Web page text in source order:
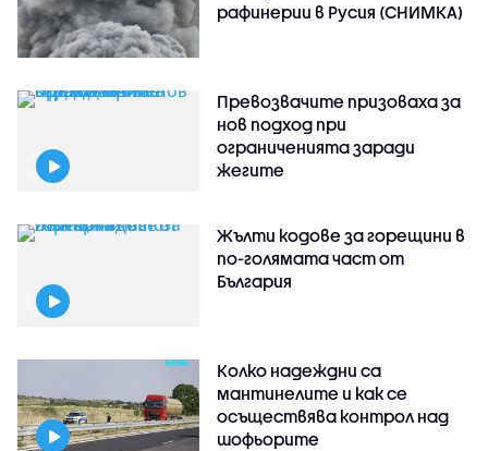
рафинерии в Русия (СНИМКА)
Превозвачите призоваха за
нов подход при
ограниченията заради
жегите
Жълти кодове за горещини в
по-голямата част от
България
Колко надеждни са
мантинелите и как се
осъществява контрол над
шофьорите